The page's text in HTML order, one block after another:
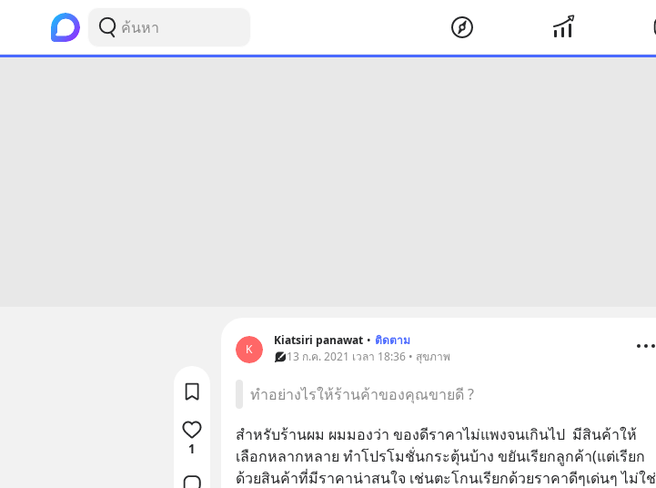
K
Kiatsiri panawat • ติดตาม
13 ก.ค. 2021 เวลา 18:36 • สุขภาพ
ทำอย่างไรให้ร้านค้าของคุณขายดี ?
สำหรับร้านผม ผมมองว่า ของดีราคาไม่แพงจนเกินไป  มีสินค้าให้
เลือกหลากหลาย ทำโปรโมชั่นกระตุ้นบ้าง ขยันเรียกลูกค้า(แต่เรียก
ด้วยสินค้าที่มีราคาน่าสนใจ เช่นตะโกนเรียกด้วยราคาดีๆเด่นๆ ไม่ใช่
1